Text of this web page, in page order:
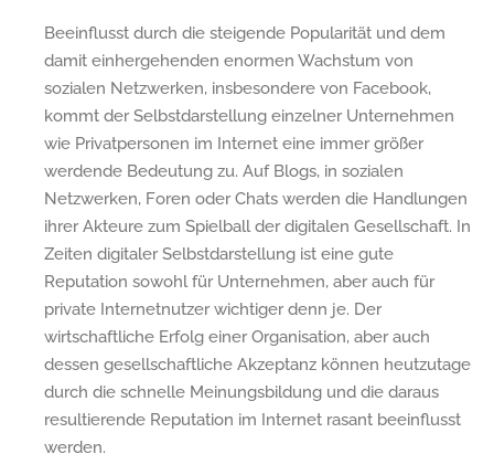
Beeinflusst durch die steigende Popularität und dem
damit einhergehenden enormen Wachstum von
sozialen Netzwerken, insbesondere von Facebook,
kommt der Selbstdarstellung einzelner Unternehmen
wie Privatpersonen im Internet eine immer größer
werdende Bedeutung zu. Auf Blogs, in sozialen
Netzwerken, Foren oder Chats werden die Handlungen
ihrer Akteure zum Spielball der digitalen Gesellschaft. In
Zeiten digitaler Selbstdarstellung ist eine gute
Reputation sowohl für Unternehmen, aber auch für
private Internetnutzer wichtiger denn je. Der
wirtschaftliche Erfolg einer Organisation, aber auch
dessen gesellschaftliche Akzeptanz können heutzutage
durch die schnelle Meinungsbildung und die daraus
resultierende Reputation im Internet rasant beeinflusst
werden.